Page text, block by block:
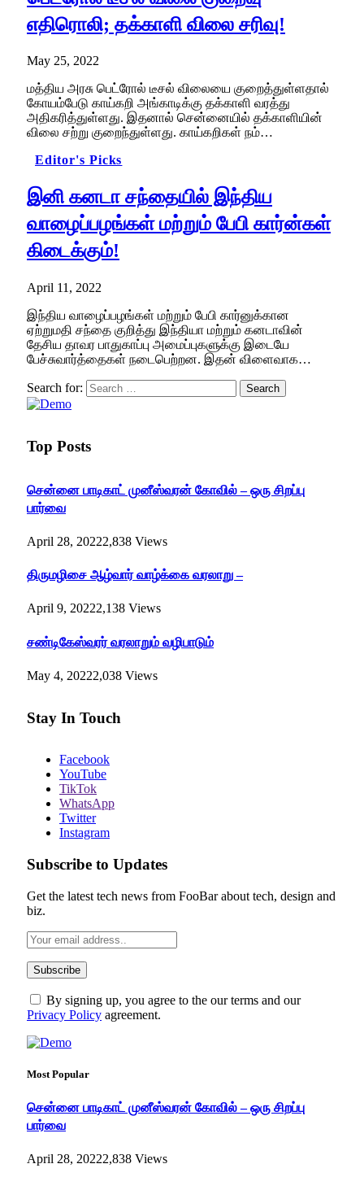
எதிரொலி; தக்காளி விலை சரிவு!
May 25, 2022
மத்திய அரசு பெட்ரோல் டீசல் விலையை குறைத்துள்ளதால்
கோயம்பேடு காய்கறி அங்காடிக்கு தக்காளி வரத்து
அதிகரித்துள்ளது. இதனால் சென்னையில் தக்காளியின்
விலை சற்று குறைந்துள்ளது. காய்கறிகள் நம்…
Editor's Picks
இனி கனடா சந்தையில் இந்திய
வாழைப்பழங்கள் மற்றும் பேபி கார்ன்கள்
கிடைக்கும்!
April 11, 2022
இந்திய வாழைப்பழங்கள் மற்றும் பேபி கார்னுக்கான
ஏற்றுமதி சந்தை குறித்து இந்தியா மற்றும் கனடாவின்
தேசிய தாவர பாதுகாப்பு அமைப்புகளுக்கு இடையே
பேச்சுவார்த்தைகள் நடைபெற்றன. இதன் விளைவாக…
Search for:
Top Posts
சென்னை பாடிகாட் முனீஸ்வரன் கோவில் – ஒரு சிறப்பு
பார்வை
April 28, 20222,838 Views
திருமழிசை ஆழ்வார் வாழ்க்கை வரலாறு –
April 9, 20222,138 Views
சண்டிகேஸ்வரர் வரலாறும் வழிபாடும்
May 4, 20222,038 Views
Stay In Touch
Facebook
YouTube
TikTok
WhatsApp
Twitter
Instagram
Subscribe to Updates
Get the latest tech news from FooBar about tech, design and
biz.
By signing up, you agree to the our terms and our
Privacy Policy agreement.
Most Popular
சென்னை பாடிகாட் முனீஸ்வரன் கோவில் – ஒரு சிறப்பு
பார்வை
April 28, 20222,838 Views